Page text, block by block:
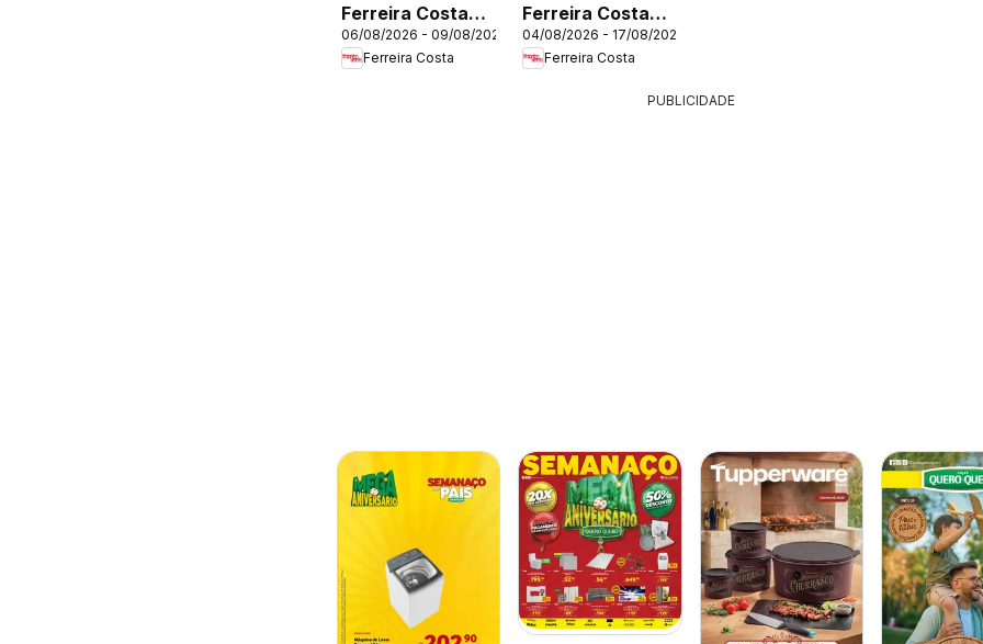
Ferreira Costa
ofertas Dia dos
Pais
06/08/2026 - 09/08/2026
Ferreira Costa
Ferreira Costa
ofertas de Pisos
04/08/2026 - 17/08/2026
Ferreira Costa
PUBLICIDADE